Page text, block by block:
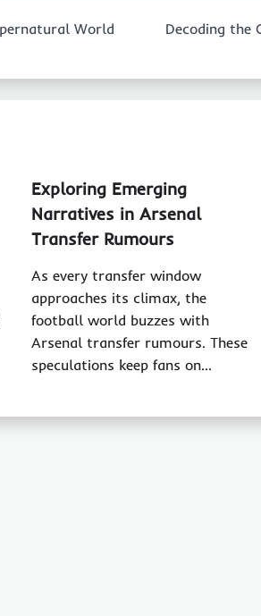
World
Decoding the
Exploring Emerging
Narratives in Arsenal
Transfer Rumours
As every transfer window
approaches its climax, the
football world buzzes with
Arsenal transfer rumours. These
speculations keep fans on…